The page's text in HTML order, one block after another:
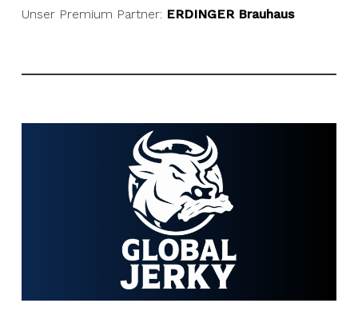
Unser Premium Partner: ERDINGER Brauhaus